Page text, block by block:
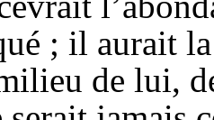
; il aurait
de lui,